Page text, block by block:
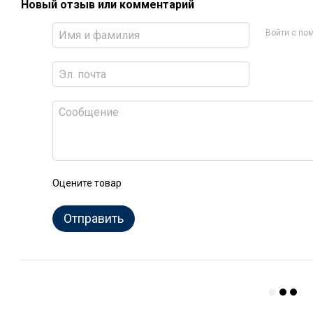
Новый отзыв или комментарий
Войти с
Оцените товар
Отправить